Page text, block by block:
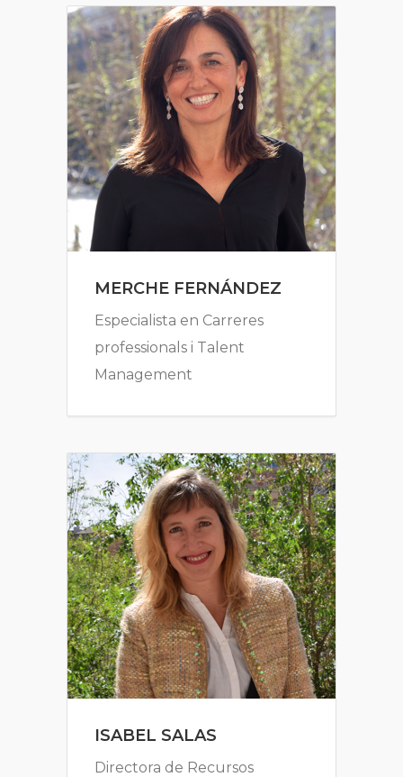
MERCHE FERNÁNDEZ
Especialista en Carreres
professionals i Talent
Management
ISABEL SALAS
Directora de Recursos